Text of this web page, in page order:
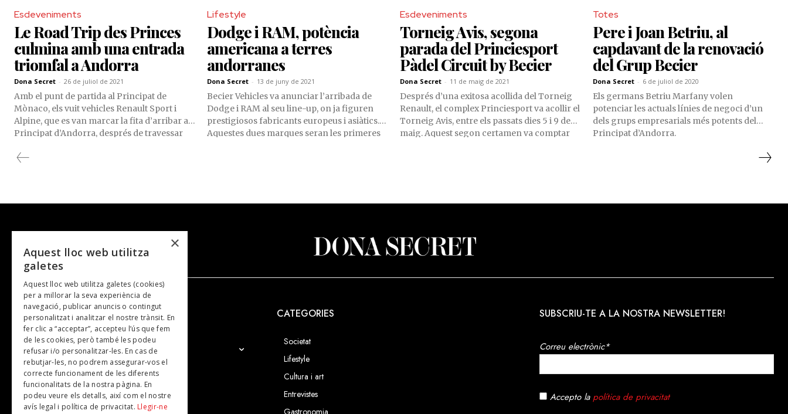
Esdeveniments
Le Road Trip des Princes
culmina amb una entrada
triomfal a Andorra
Dona Secret - 26 de juliol de 2021
Amb el punt de partida al Principat de
Mònaco, els vuit vehicles Renault Sport i
Alpine, que es van marcar la fita d’arribar al
Principat d’Andorra, després de travessar
cloure una exitosa tercera edició de Le Road
Lifestyle
Dodge i RAM, potència
americana a terres
andorranes
Dona Secret - 13 de juny de 2021
Becier Vehicles va anunciar l’arribada de
Dodge i RAM al seu line-up, on ja figuren
prestigiosos fabricants europeus i asiàtics.
Aquestes dues marques seran les primeres
Esdeveniments
Torneig Avis, segona
parada del Princiesport
Pàdel Circuit by Becier
Dona Secret - 11 de maig de 2021
Després d’una exitosa acollida del Torneig
Renault, el complex Princiesport va acollir el
Torneig Avis, entre els passats dies 5 i 9 de
maig. Aquest segon certamen va comptar
Totes
Pere i Joan Betriu, al
capdavant de la renovació
del Grup Becier
Dona Secret - 6 de juliol de 2020
Els germans Betriu Marfany volen
potenciar les actuals línies de negoci d’un
dels grups empresarials més potents del
Principat d’Andorra.
NOSALTRES
El Grup
Contacte
Subscripcions
Publicitat
CATEGORIES
Societat
Lifestyle
Cultura i art
Entrevistes
Gastronomia
SUBSCRIU-TE A LA NOSTRA NEWSLETTER!
Correu electrònic*
Accepto la política de privacitat
×
Aquest lloc web utilitza
galetes
Aquest lloc web utilitza galetes (cookies)
per a millorar la seva experiència de
navegació, publicar anuncis o contingut
personalitzat i analitzar el nostre trànsit. En
fer clic a “acceptar”, accepteu l’ús que fem
de les cookies, però també les podeu
refusar i/o personalitzar-les. En cas de
rebutjar-les, no podrem assegurar-vos el
correcte funcionament de les diferents
funcionalitats de la nostra pàgina. En
podeu veure els detalls, així com el nostre
avís legal i política de privacitat. Llegir-ne